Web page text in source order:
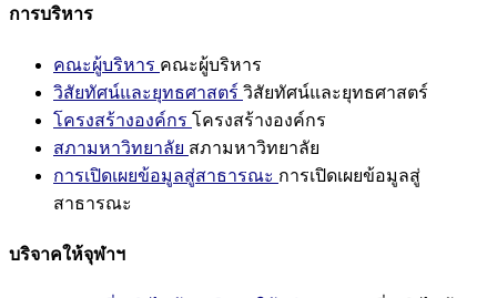
การบริหาร
คณะผู้บริหาร คณะผู้บริหาร
วิสัยทัศน์และยุทธศาสตร์ วิสัยทัศน์และยุทธศาสตร์
โครงสร้างองค์กร โครงสร้างองค์กร
สภามหาวิทยาลัย สภามหาวิทยาลัย
การเปิดเผยข้อมูลสู่สาธารณะ การเปิดเผยข้อมูลสู่
สาธารณะ
บริจาคให้จุฬาฯ